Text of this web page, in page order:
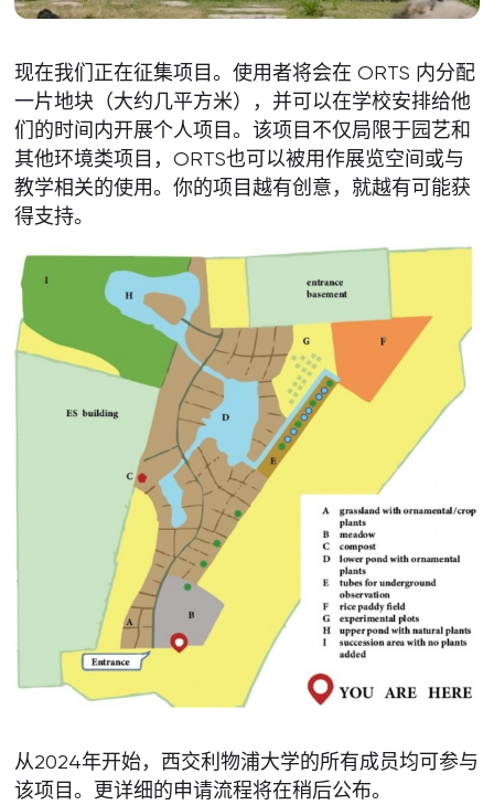
现在我们正在征集项目。使用者将会在 ORTS 内分配
一片地块（大约几平方米），并可以在学校安排给他
们的时间内开展个人项目。该项目不仅局限于园艺和
其他环境类项目，ORTS也可以被用作展览空间或与
教学相关的使用。你的项目越有创意，就越有可能获
得支持。
从2024年开始，西交利物浦大学的所有成员均可参与
该项目。更详细的申请流程将在稍后公布。